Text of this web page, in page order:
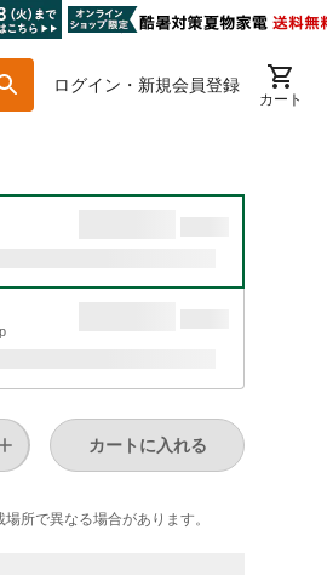
ログイン・新規会員登録
カート
カートに入れる
所で​異なる​場合が​あります。